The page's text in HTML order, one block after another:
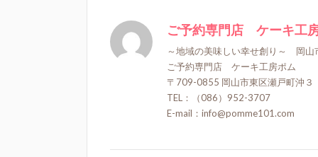
ご予約専門店 ケーキ工
～地域の美味しい幸せ創り～ 岡山
ご予約専門店 ケーキ工房ポム
〒709-0855 岡山市東区瀬戸町沖３
TEL：（086）952-3707
E-mail：info@pomme101.com